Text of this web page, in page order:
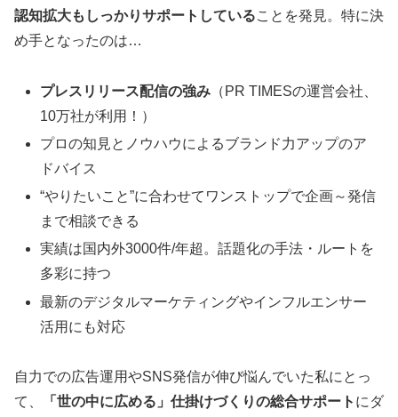
認知拡大もしっかりサポートしていることを発見。特に決
め手となったのは…
プレスリリース配信の強み （PR TIMESの運営会社、
10万社が利用！）
プロの知見とノウハウによるブランド力アップのア
ドバイス
“やりたいこと”に合わせてワンストップで企画～発信
まで相談できる
実績は国内外3000件/年超。話題化の手法・ルートを
多彩に持つ
最新のデジタルマーケティングやインフルエンサー
活用にも対応
自力での広告運用やSNS発信が伸び悩んでいた私にとっ
て、
「世の中に広める」仕掛けづくりの総合サポート にダ